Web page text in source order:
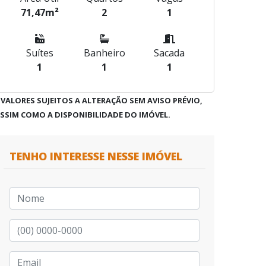
71,47m²
2
1
Suítes
1
Banheiro
1
Sacada
1
SUJEITOS A ALTERAÇÃO SEM AVISO PRÉVIO,
COMO A DISPONIBILIDADE DO IMÓVEL.
TENHO INTERESSE NESSE IMÓVEL